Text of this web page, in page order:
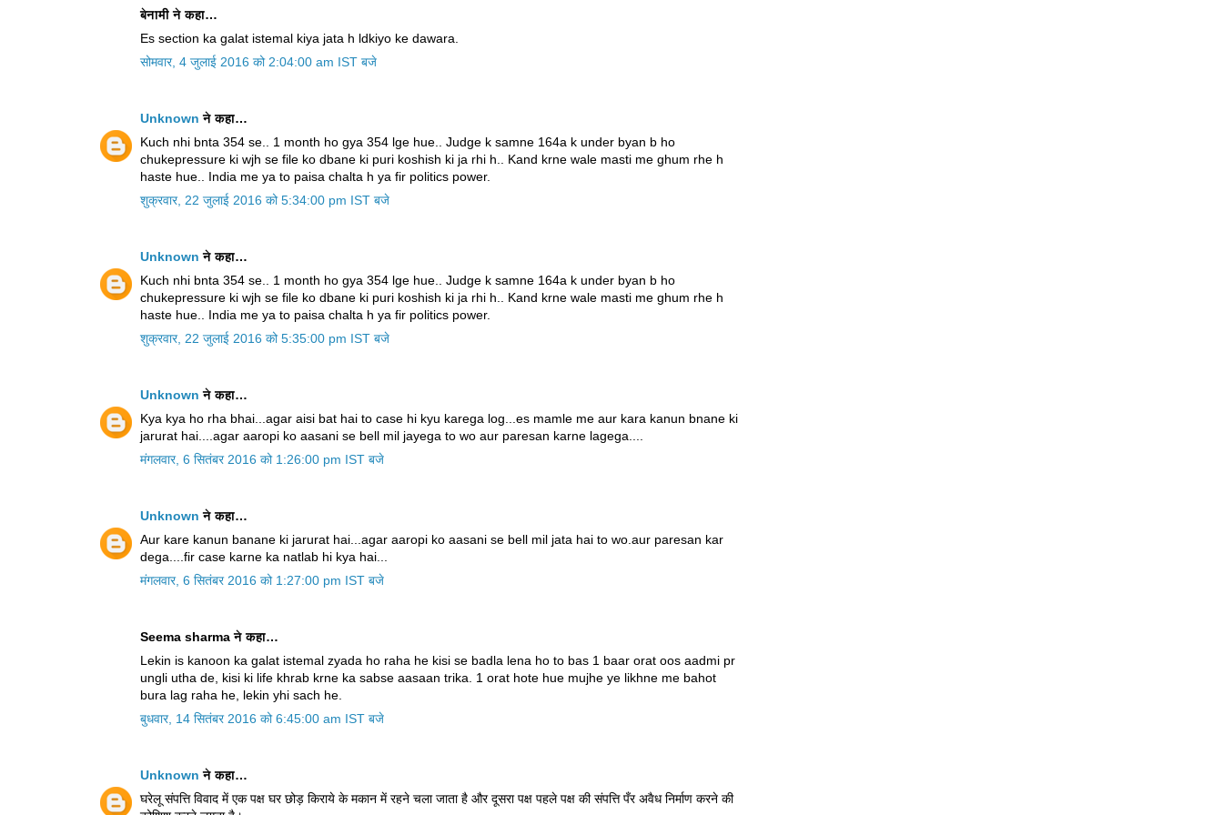
बेनामी ने कहा…
Es section ka galat istemal kiya jata h ldkiyo ke dawara.
सोमवार, 4 जुलाई 2016 को 2:04:00 am IST बजे
Unknown ने कहा…
Kuch nhi bnta 354 se.. 1 month ho gya 354 lge hue.. Judge k samne 164a k under byan b ho
chukepressure ki wjh se file ko dbane ki puri koshish ki ja rhi h.. Kand krne wale masti me ghum rhe h
haste hue.. India me ya to paisa chalta h ya fir politics power.
शुक्रवार, 22 जुलाई 2016 को 5:34:00 pm IST बजे
Unknown ने कहा…
Kuch nhi bnta 354 se.. 1 month ho gya 354 lge hue.. Judge k samne 164a k under byan b ho
chukepressure ki wjh se file ko dbane ki puri koshish ki ja rhi h.. Kand krne wale masti me ghum rhe h
haste hue.. India me ya to paisa chalta h ya fir politics power.
शुक्रवार, 22 जुलाई 2016 को 5:35:00 pm IST बजे
Unknown ने कहा…
Kya kya ho rha bhai...agar aisi bat hai to case hi kyu karega log...es mamle me aur kara kanun bnane ki
jarurat hai....agar aaropi ko aasani se bell mil jayega to wo aur paresan karne lagega....
मंगलवार, 6 सितंबर 2016 को 1:26:00 pm IST बजे
Unknown ने कहा…
Aur kare kanun banane ki jarurat hai...agar aaropi ko aasani se bell mil jata hai to wo.aur paresan kar
dega....fir case karne ka natlab hi kya hai...
मंगलवार, 6 सितंबर 2016 को 1:27:00 pm IST बजे
Seema sharma ने कहा…
Lekin is kanoon ka galat istemal zyada ho raha he kisi se badla lena ho to bas 1 baar orat oos aadmi pr
ungli utha de, kisi ki life khrab krne ka sabse aasaan trika. 1 orat hote hue mujhe ye likhne me bahot
bura lag raha he, lekin yhi sach he.
बुधवार, 14 सितंबर 2016 को 6:45:00 am IST बजे
Unknown ने कहा…
घरेलू संपत्ति विवाद में एक पक्ष घर छोड़ किराये के मकान में रहने चला जाता है और दूसरा पक्ष पहले पक्ष की संपत्ति पँर अवैध निर्माण करने की